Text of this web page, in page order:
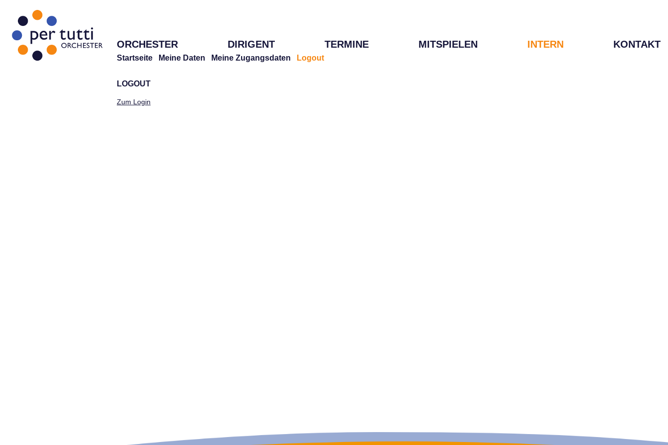
ORCHESTER DIRIGENT TERMINE MITSPIELEN INTERN KONTAKT
Startseite Meine Daten Meine Zugangsdaten Logout
LOGOUT
Zum Login